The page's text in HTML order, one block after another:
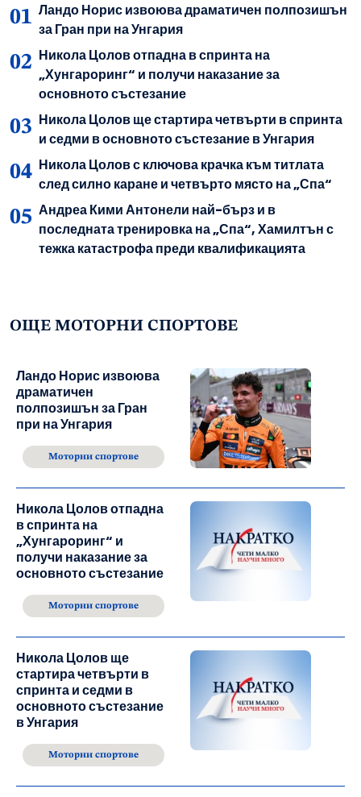
Ландо Норис извоюва драматичен полпозишън
за Гран при на Унгария
Никола Цолов отпадна в спринта на
„Хунгароринг“ и получи наказание за
основното състезание
Никола Цолов ще стартира четвърти в спринта
и седми в основното състезание в Унгария
Никола Цолов с ключова крачка към титлата
след силно каране и четвърто място на „Спа“
Андреа Кими Антонели най-бърз и в
последната тренировка на „Спа“, Хамилтън с
тежка катастрофа преди квалификацията
ОЩЕ МОТОРНИ СПОРТОВЕ
Ландо Норис извоюва
драматичен
полпозишън за Гран
при на Унгария
Моторни спортове
Никола Цолов отпадна
в спринта на
„Хунгароринг“ и
получи наказание за
основното състезание
Моторни спортове
Никола Цолов ще
стартира четвърти в
спринта и седми в
основното състезание
в Унгария
Моторни спортове